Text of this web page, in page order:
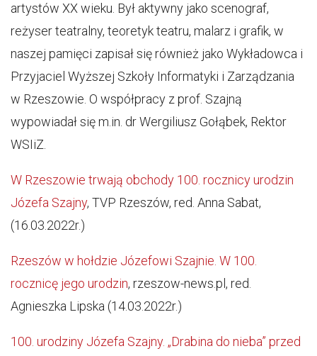
artystów XX wieku. Był aktywny jako scenograf,
reżyser teatralny, teoretyk teatru, malarz i grafik, w
naszej pamięci zapisał się również jako Wykładowca i
Przyjaciel Wyższej Szkoły Informatyki i Zarządzania
w Rzeszowie. O współpracy z prof. Szajną
wypowiadał się m.in. dr Wergiliusz Gołąbek, Rektor
WSIiZ.
W Rzeszowie trwają obchody 100. rocznicy urodzin
Józefa Szajny, TVP Rzeszów, red. Anna Sabat,
(16.03.2022r.)
Rzeszów w hołdzie Józefowi Szajnie. W 100.
rocznicę jego urodzin, rzeszow-news.pl, red.
Agnieszka Lipska (14.03.2022r.)
100. urodziny Józefa Szajny. „Drabina do nieba” przed